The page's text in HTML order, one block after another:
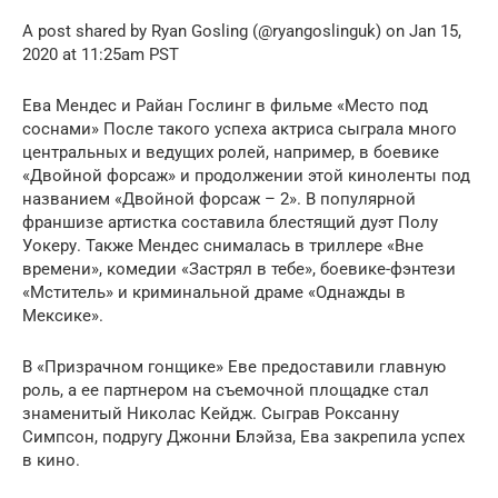
A post shared by Ryan Gosling (@ryangoslinguk) on Jan 15,
2020 at 11:25am PST
Ева Мендес и Райан Гослинг в фильме «Место под
соснами» После такого успеха актриса сыграла много
центральных и ведущих ролей, например, в боевике
«Двойной форсаж» и продолжении этой киноленты под
названием «Двойной форсаж – 2». В популярной
франшизе артистка составила блестящий дуэт Полу
Уокеру. Также Мендес снималась в триллере «Вне
времени», комедии «Застрял в тебе», боевике-фэнтези
«Мститель» и криминальной драме «Однажды в
Мексике».
В «Призрачном гонщике» Еве предоставили главную
роль, а ее партнером на съемочной площадке стал
знаменитый Николас Кейдж. Сыграв Роксанну
Симпсон, подругу Джонни Блэйза, Ева закрепила успех
в кино.